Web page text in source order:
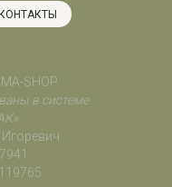
SHOP
в системе